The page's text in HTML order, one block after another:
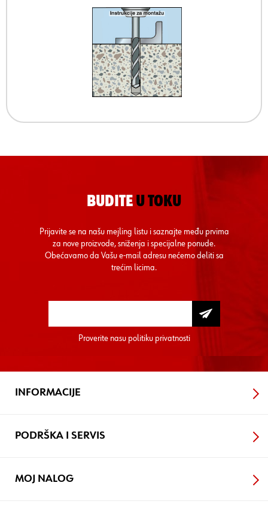
BUDITE U TOKU
Prijavite se na našu mejling listu i saznajte među prvima
za nove proizvode, sniženja i specijalne ponude.
Obećavamo da Vašu e-mail adresu nećemo deliti sa
trećim licima.
Proverite nasu politiku privatnosti
INFORMACIJE
PODRŠKA I SERVIS
MOJ NALOG